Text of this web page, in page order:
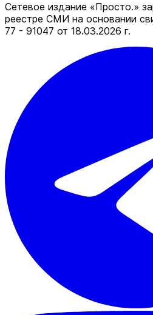
Сетевое издание «Просто.»
реестре СМИ на основании
77 - 91047 от 18.03.2026 г.